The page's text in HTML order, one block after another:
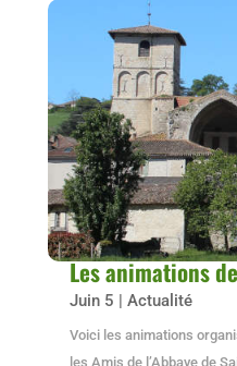
Les animations
Juin 5 | Actualité
Voici les animations
les Amis de l’Abbaye de